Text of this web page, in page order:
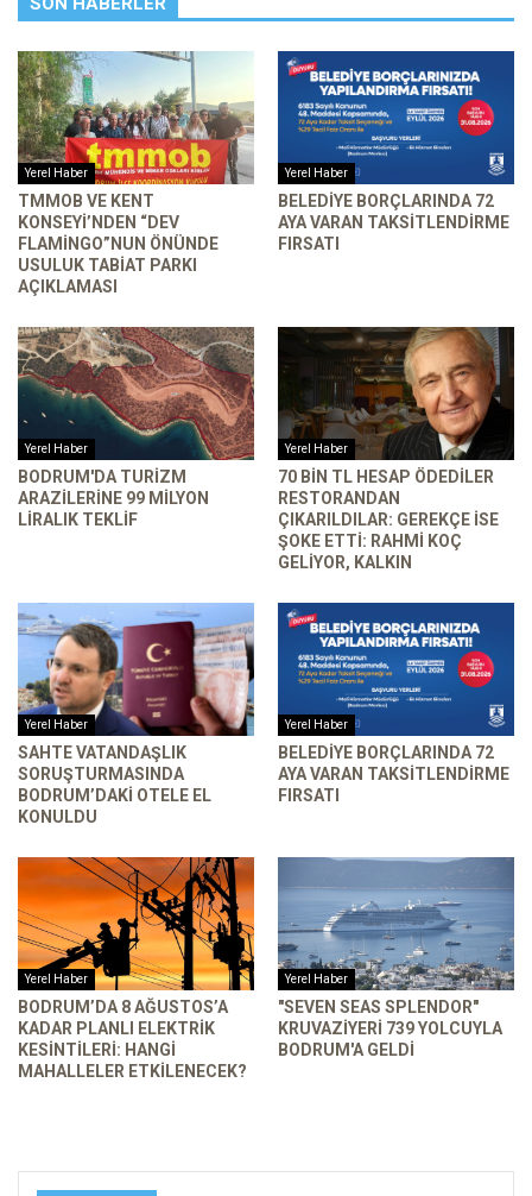
Yerel Haber
TMMOB VE KENT
KONSEYI’NDEN “DEV
FLAMINGO”NUN ÖNÜNDE
USULUK TABIAT PARKI
AÇIKLAMASI
Yerel Haber
BELEDIYE BORÇLARINDA 72
AYA VARAN TAKSITLENDIRME
FIRSATI
Yerel Haber
BODRUM'DA TURIZM
ARAZILERINE 99 MILYON
LIRALIK TEKLIF
Yerel Haber
70 BIN TL HESAP ÖDEDILER
RESTORANDAN
ÇIKARILDILAR: GEREKÇE ISE
ŞOKE ETTI: RAHMI KOÇ
GELIYOR, KALKIN
Yerel Haber
SAHTE VATANDAŞLIK
SORUŞTURMASINDA
BODRUM’DAKI OTELE EL
KONULDU
Yerel Haber
BELEDIYE BORÇLARINDA 72
AYA VARAN TAKSITLENDIRME
FIRSATI
Yerel Haber
BODRUM’DA 8 AĞUSTOS’A
KADAR PLANLI ELEKTRIK
KESINTILERI: HANGI
MAHALLELER ETKILENECEK?
Yerel Haber
"SEVEN SEAS SPLENDOR"
KRUVAZIYERI 739 YOLCUYLA
BODRUM'A GELDI